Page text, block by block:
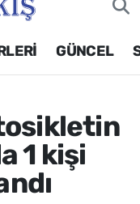
GÜNCEL
1 kişi